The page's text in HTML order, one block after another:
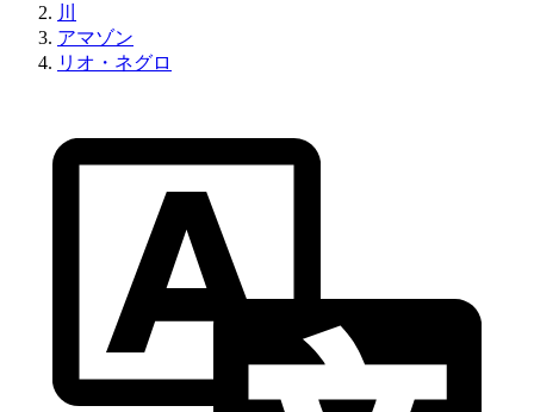
川
アマゾン
リオ・ネグロ